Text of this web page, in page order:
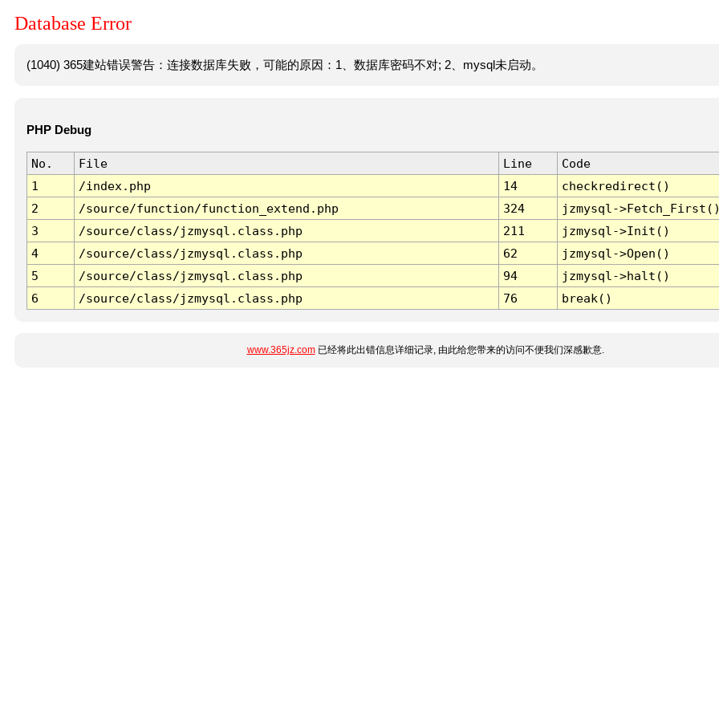
Database Error
(1040) 365建站错误警告：连接数据库失败，可能的原因：1、数据库密码不对; 2、mysql未启动。
PHP Debug
No. File Line
Code
1
/index.php 14
checkredirect()
2
/source/function/function_extend.php 324
jzmysql-
3
/source/class/jzmysql.class.php 211
jzmysql->Init()
4
/source/class/jzmysql.class.php 62
jzmysql->Open()
5
/source/class/jzmysql.class.php 94
jzmysql->halt()
6
/source/class/jzmysql.class.php 76 break()
www.365jz.com已经将此出错信息详细记录, 由此给您带来的访问不便我们深感歉意.